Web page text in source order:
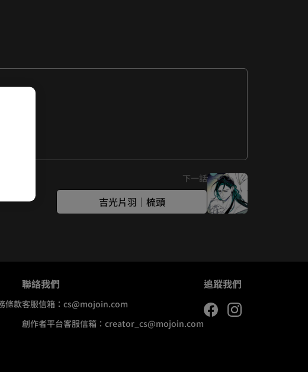
下一話
吉光片羽｜梳頭
條款
聯絡我們
客服信箱： cs@mojoin.com
創作者平台客服信箱： creator_cs@mojoin.com
追蹤我們